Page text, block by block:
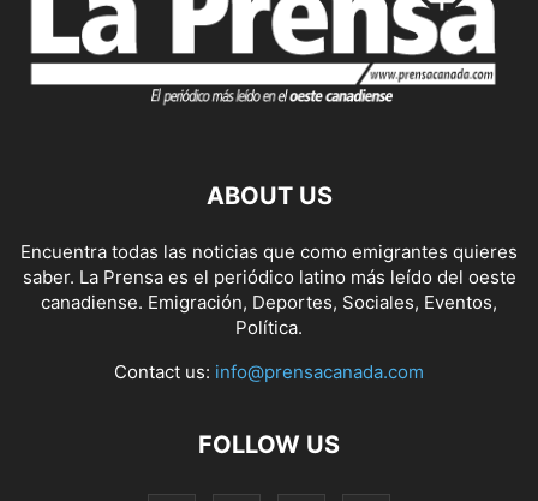
ABOUT US
Encuentra todas las noticias que como emigrantes quieres
saber. La Prensa es el periódico latino más leído del oeste
canadiense. Emigración, Deportes, Sociales, Eventos,
Política.
Contact us: info@prensacanada.com
FOLLOW US